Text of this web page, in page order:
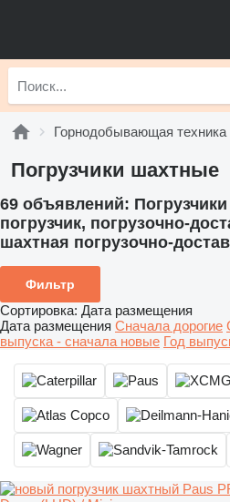
Горнодобывающая техника
Погрузчики шахтные
69 объявлений:
погрузчик, погрузочно-
шахтная погрузочно-
Фильтр
Сортировка: Дата размещения
Дата размещения Сначала дорогие
выпуска - сначала новые Год